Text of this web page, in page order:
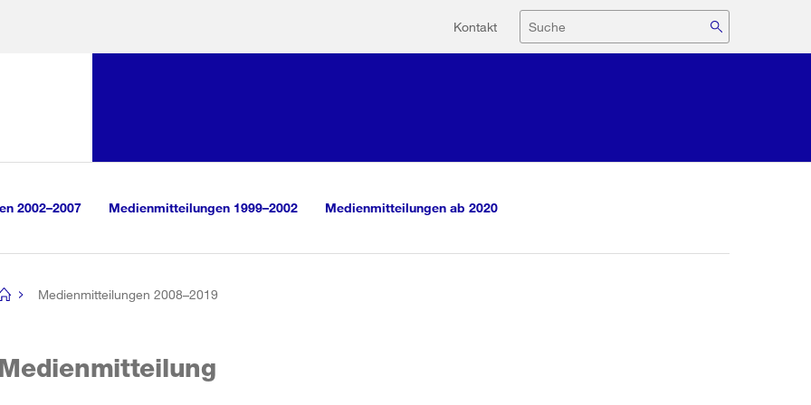
Hilfsnavigation
Kontakt Suche
2002–2007 Medienmitteilungen 1999–2002 Medienmitteilungen ab 2020
Medienmitteilungen 2008–2019